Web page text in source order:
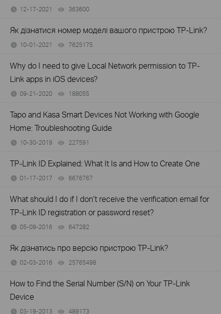
12-17-2021 363600
Як дізнатися номер моделі вашого пристрою TP-Link?
10-01-2021 7625175
Why do I need to give Local Network permission to TP-
Link apps in iOS devices?
09-21-2020 188055
Tapo and Kasa Smart Devices Not Working with Google
Home: Troubleshooting Guide
10-30-2019 227591
TP-Link ID Explained: What It Is and How to Create One
01-17-2017 6676767
What should I do if I don’t receive the verification email for
TP-Link ID registration or password reset?
05-09-2016 647282
Як дізнатись про версію пристрою TP-Link?
02-03-2016 25765498
How to Find the Serial Number (S/N) on Your TP-Link
Device
03-19-2013 489173